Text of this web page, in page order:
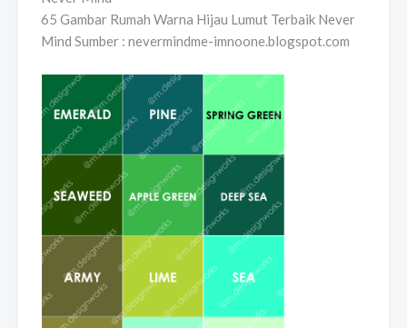
65 Gambar Rumah Warna Hijau Lumut Terbaik Never
Mind Sumber : nevermindme-imnoone.blogspot.com